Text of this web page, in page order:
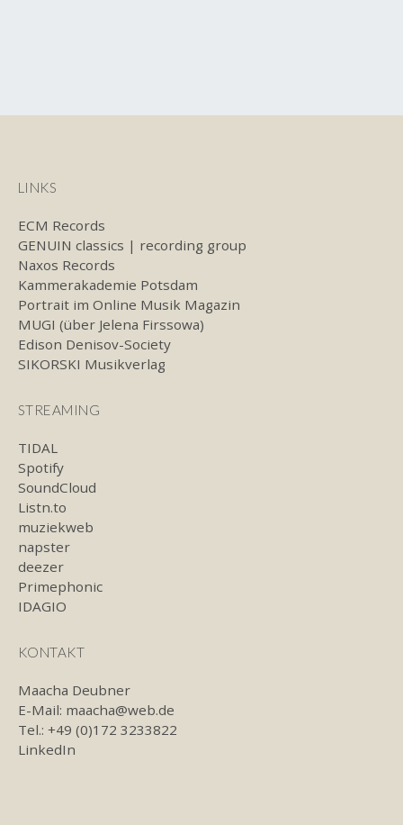
LINKS
ECM Records
GENUIN classics | recording group
Naxos Records
Kammerakademie Potsdam
Portrait im Online Musik Magazin
MUGI (über Jelena Firssowa)
Edison Denisov-Society
SIKORSKI Musikverlag
STREAMING
TIDAL
Spotify
SoundCloud
Listn.to
muziekweb
napster
deezer
Primephonic
IDAGIO
KONTAKT
Maacha Deubner
E-Mail: maacha@web.de
Tel.: +49 (0)172 3233822
LinkedIn